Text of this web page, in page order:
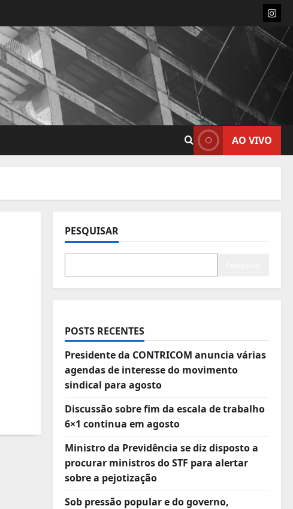
AO VIVO
PESQUISAR
POSTS RECENTES
Presidente da CONTRICOM anuncia várias
agendas de interesse do movimento
sindical para agosto
Discussão sobre fim da escala de trabalho
6×1 continua em agosto
Ministro da Previdência se diz disposto a
procurar ministros do STF para alertar
sobre a pejotização
Sob pressão popular e do governo,